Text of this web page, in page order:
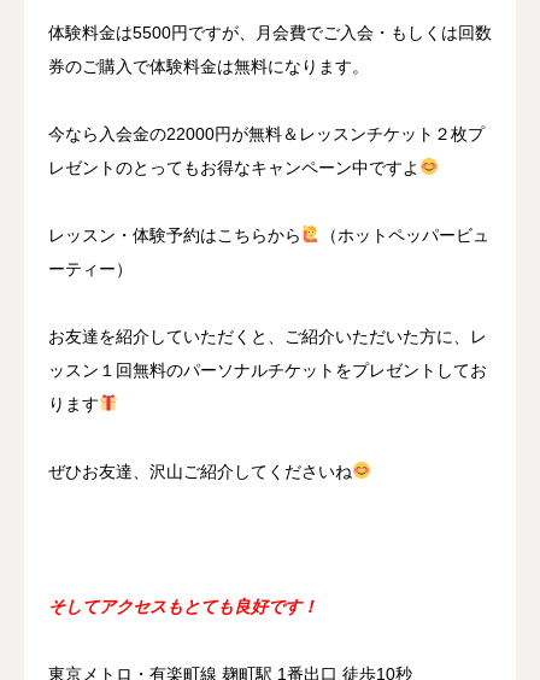
体験料金は5500円ですが、月会費でご入会・もしくは回数
券のご購入で体験料金は無料になります。
今なら入会金の22000円が無料＆レッスンチケット２枚プ
レゼントのとってもお得なキャンペーン中ですよ
レッスン・体験予約はこちらから
（ホットペッパービュ
ーティー）
お友達を紹介していただくと、ご紹介いただいた方に、レ
ッスン１回無料のパーソナルチケットをプレゼントしてお
ります
ぜひお友達、沢山ご紹介してくださいね
そしてアクセスもとても良好です！
東京メトロ・有楽町線 麹町駅 1番出口 徒歩10秒